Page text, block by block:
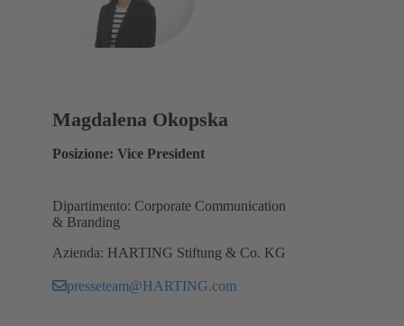
Magdalena Okopska
Posizione: Vice President
Dipartimento: Corporate Communication
& Branding
Azienda: HARTING Stiftung & Co. KG
presseteam@HARTING.com